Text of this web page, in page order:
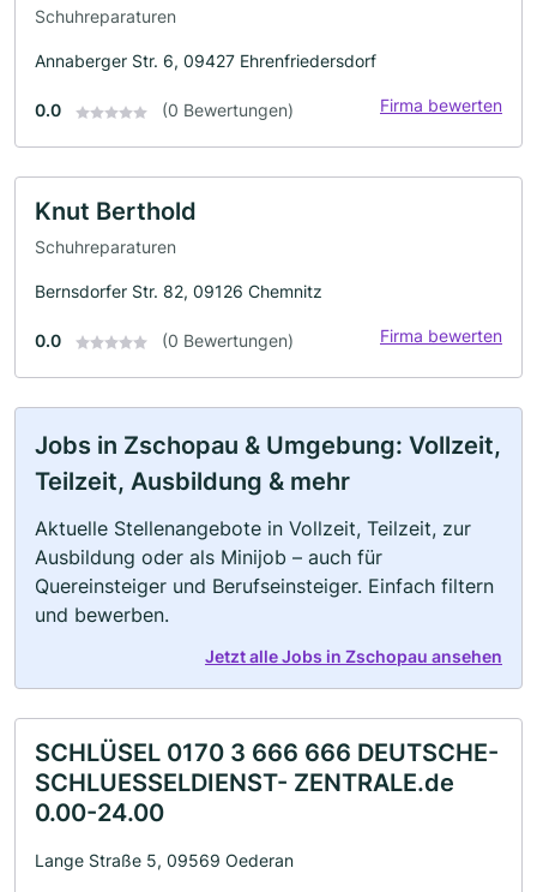
Schuhreparaturen
Annaberger Str. 6, 09427 Ehrenfriedersdorf
0.0 (0 Bewertungen) Firma bewerten
Knut Berthold
Schuhreparaturen
Bernsdorfer Str. 82, 09126 Chemnitz
0.0 (0 Bewertungen) Firma bewerten
Jobs in Zschopau & Umgebung: Vollzeit,
Teilzeit, Ausbildung & mehr
Aktuelle Stellenangebote in Vollzeit, Teilzeit, zur
Ausbildung oder als Minijob – auch für
Quereinsteiger und Berufseinsteiger. Einfach filtern
und bewerben.
Jetzt alle Jobs in Zschopau ansehen
SCHLÜSEL 0170 3 666 666 DEUTSCHE-
SCHLUESSELDIENST- ZENTRALE.de
0.00-24.00
Lange Straße 5, 09569 Oederan